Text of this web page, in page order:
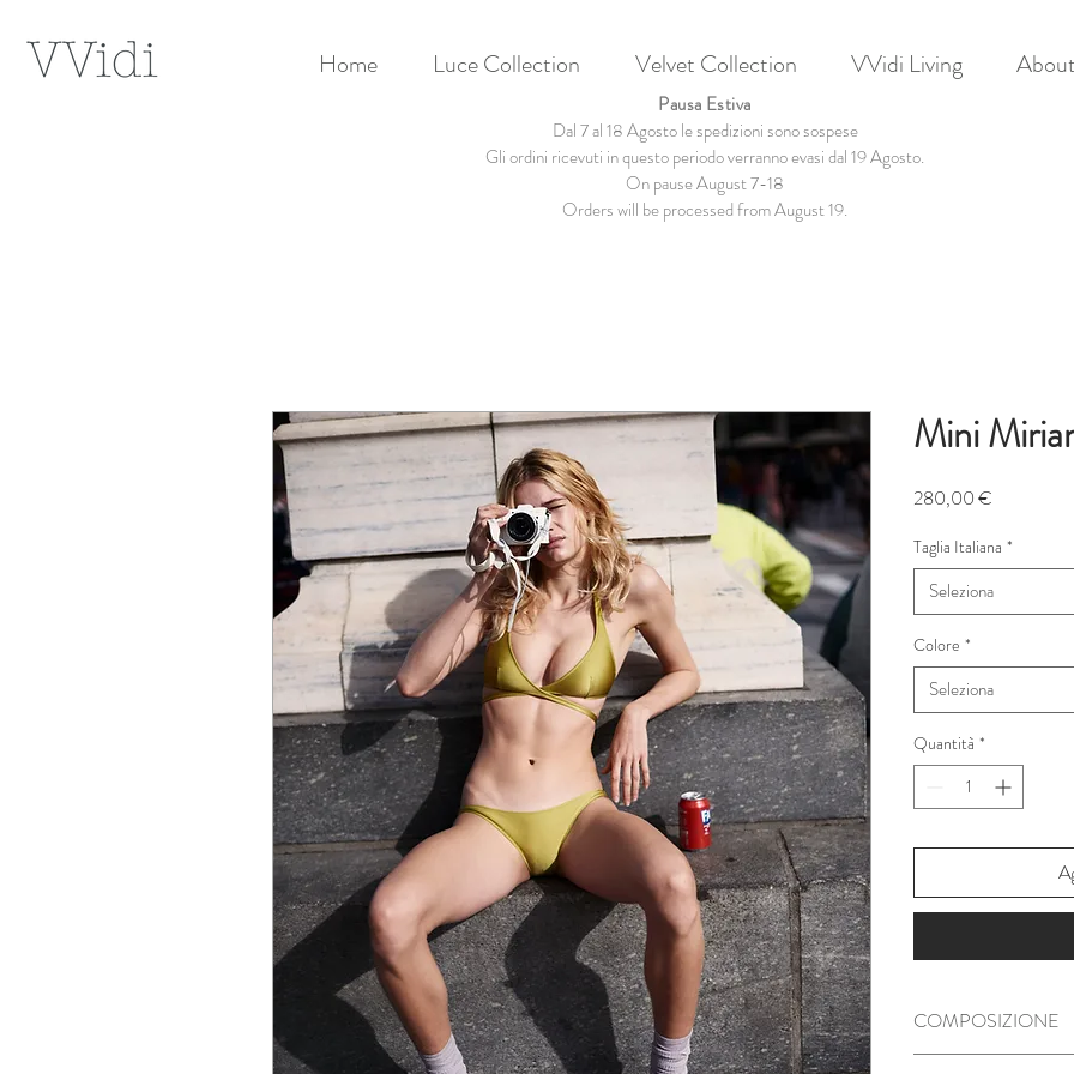
Home Luce Collection Velvet Collection VVidi Living
Pausa Estiva
Dal 7 al 18 Agosto le spedizioni sono sospese
Gli ordini ricevuti in questo periodo verranno evasi dal 19 Agosto.
On pause August 7-18
Orders will be processed from August 19.
Mini
280,00 €
Taglia Italiana *
Seleziona
Colore *
Seleziona
Quantità *
COMPOSIZIONE